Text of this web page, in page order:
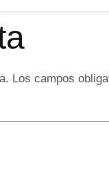
Los campos